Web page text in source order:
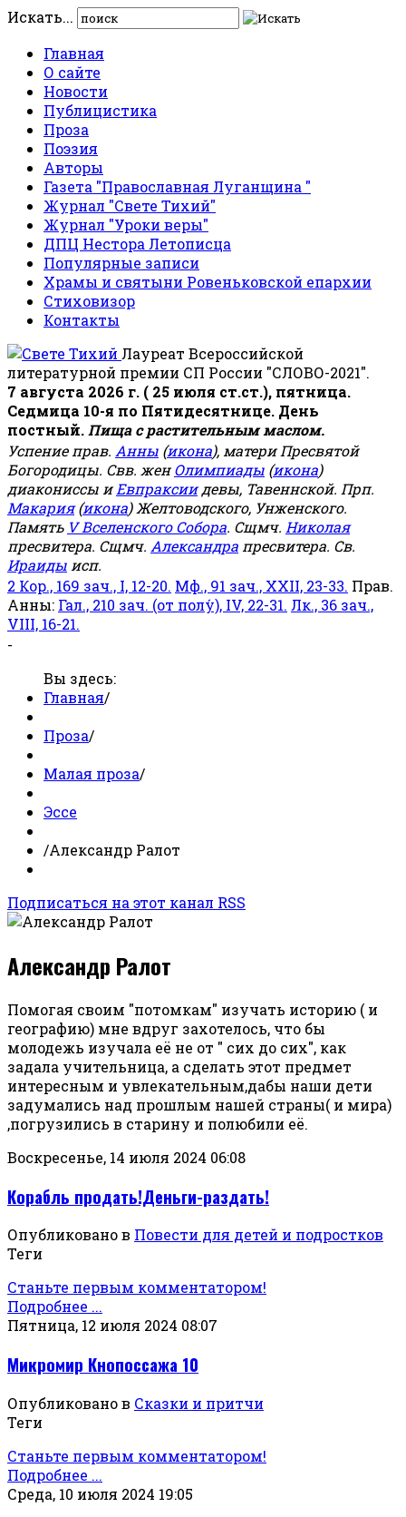
Искать...
Главная
О сайте
Новости
Публицистика
Проза
Поэзия
Авторы
Газета "Православная Луганщина "
Журнал "Свете Тихий"
Журнал "Уроки веры"
ДПЦ Нестора Летописца
Популярные записи
Храмы и святыни Ровеньковской епархии
Стиховизор
Контакты
Лауреат Всероссийской
литературной премии СП России "СЛОВО-2021".
7 августа 2026 г. ( 25 июля ст.ст.), пятница.
Седмица 10-я по Пятидесятнице. День
постный. Пища с растительным маслом.
Успение прав. Анны (икона), матери Пресвятой
Богородицы. Свв. женОлимпиады (икона)
диакониссы иЕвпраксиидевы, Тавеннской. Прп.
Макария(икона) Желтоводского, Унженского.
Память V Вселенского Собора. Сщмч. Николая
пресвитера. Сщмч. Александра пресвитера. Св.
Ираиды исп.
2 Кор., 169 зач., I, 12-20. Мф., 91 зач., XXII, 23-33. Прав.
Анны: Гал., 210 зач. (от полу́), IV, 22-31. Лк., 36 зач.,
VIII, 16-21.
-
Вы здесь:
Главная/
Проза/
Малая проза/
Эссе
/Александр Ралот
Подписаться на этот канал RSS
Александр Ралот
Помогая своим "потомкам" изучать историю ( и
географию) мне вдруг захотелось, что бы
молодежь изучала её не от " сих до сих", как
задала учительница, а сделать этот предмет
интересным и увлекательным,дабы наши дети
задумались над прошлым нашей страны( и мира)
,погрузились в старину и полюбили её.
Воскресенье, 14 июля 2024 06:08
Корабль продать!Деньги-раздать!
Опубликовано в Повести для детей и подростков
Теги
Станьте первым комментатором!
Подробнее ...
Пятница, 12 июля 2024 08:07
Микромир Кнопоссажа 10
Опубликовано в Сказки и притчи
Теги
Станьте первым комментатором!
Подробнее ...
Среда, 10 июля 2024 19:05